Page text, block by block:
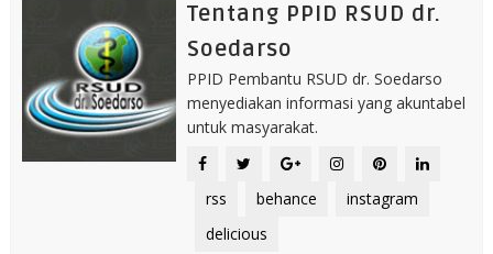
Tentang PPID RSUD dr.
Soedarso
PPID Pembantu RSUD dr. Soedarso
menyediakan informasi yang akuntabel
untuk masyarakat.
rss behance
instagram
delicious